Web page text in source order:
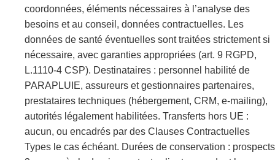
coordonnées, éléments nécessaires à l’analyse des
besoins et au conseil, données contractuelles. Les
données de santé éventuelles sont traitées strictement si
nécessaire, avec garanties appropriées (art. 9 RGPD,
L.1110-4 CSP). Destinataires : personnel habilité de
PARAPLUIE, assureurs et gestionnaires partenaires,
prestataires techniques (hébergement, CRM, e-mailing),
autorités légalement habilitées. Transferts hors UE :
aucun, ou encadrés par des Clauses Contractuelles
Types le cas échéant. Durées de conservation : prospects